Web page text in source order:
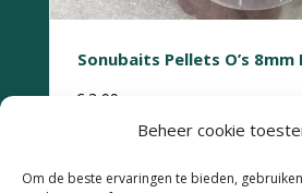
Beheer cookie
Om de beste ervaringen te bieden,
Sonubaits Pellets O’s 8mm
€ 3,99